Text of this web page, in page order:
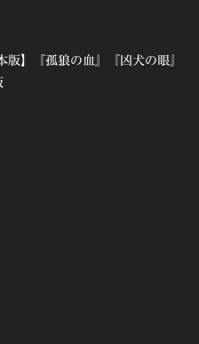
版】『孤狼の血』『凶犬の眼』